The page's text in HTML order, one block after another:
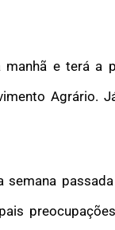
e terá a
Agrário.
semana